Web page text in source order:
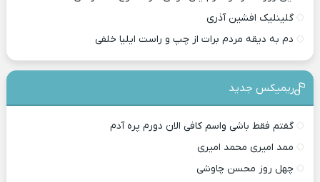
گلینلیک افشین آذری
دم به دیقه مردم برات از چپ و راست ایلیا خلفی
ریمیکس جدید
گفتم فقط باشی واسم کافی الان دورم پره آدم
ممد امیری محمد امیری
چهل روز محسن چاوشی